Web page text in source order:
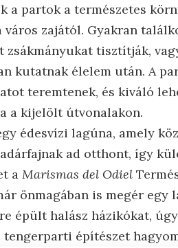
a partok a természetes
város zajától. Gyakran
zsákmányukat tisztítják,
kutatnak élelem után. A
teremtenek, és kiváló
a kijelölt útvonalakon.
édesvízi lagúna, amely
ad otthont, így
a Marismas del Odiel
önmagában is megér egy
épült halász házikókat,
tengerparti építészet